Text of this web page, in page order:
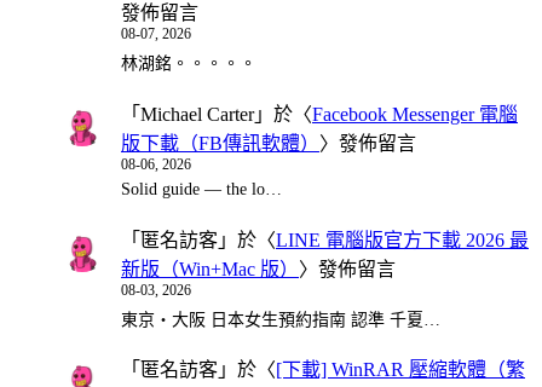
發佈留言
08-07, 2026
林湖銘。。。。。
「 Michael Carter」於〈Facebook Messenger 電腦
版下載（FB傳訊軟體） 〉發佈留言
08-06, 2026
Solid guide — the lo…
「 匿名訪客 」於〈LINE 電腦版官方下載 2026 最
新版（Win+Mac 版） 〉發佈留言
08-03, 2026
東京・大阪 日本女生預約指南 認準 千夏…
「 匿名訪客 」於〈[下載] WinRAR 壓縮軟體（繁